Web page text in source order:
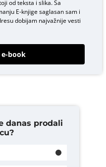
od teksta i slika. Sa
E-knjigesaglasan sam i
dobijam najvažnije vesti
e-book
danas prodali